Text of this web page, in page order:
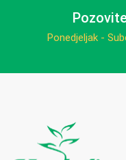
Ponedjeljak -